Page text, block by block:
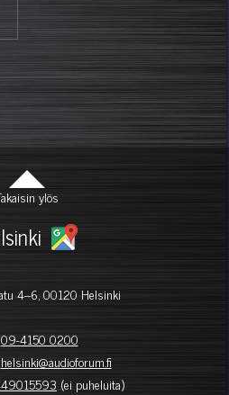
ylös
4–6, 00120 Helsinki
09-4150 0200
helsinki@audioforum.fi
(ei puheluita)